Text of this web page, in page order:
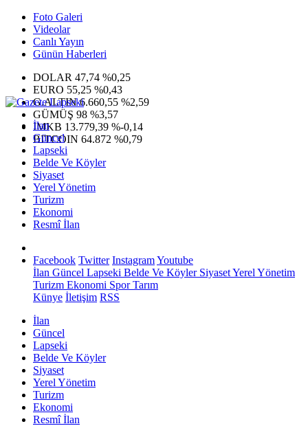
Foto Galeri
Videolar
Canlı Yayın
Günün Haberleri
DOLAR 47,74 %0,25
EURO 55,25 %0,43
G.ALTIN6.660,55 %2,59
GÜMÜŞ 98 %3,57
IMKB 13.779,39 %-0,14
BITCOIN 64.872 %0,79
İlan
Güncel
Lapseki
Belde Ve Köyler
Siyaset
Yerel Yönetim
Turizm
Ekonomi
Resmî İlan
Facebook Twitter InstagramYoutube
İlan Güncel Lapseki Belde Ve KöylerSiyasetYerel Yönetim
Turizm Ekonomi SporTarım
Künye İletişim RSS
İlan
Güncel
Lapseki
Belde Ve Köyler
Siyaset
Yerel Yönetim
Turizm
Ekonomi
Resmî İlan